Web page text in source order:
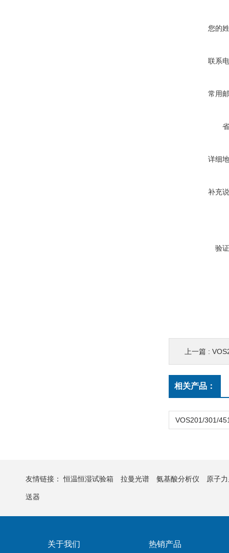
您的
联系
常用
详细
补充
验
上一篇 :
相关产品：
友情链接：恒温恒湿试验箱 拉曼光谱 氨基酸分析仪 原子
送器
关于我们 热销产品